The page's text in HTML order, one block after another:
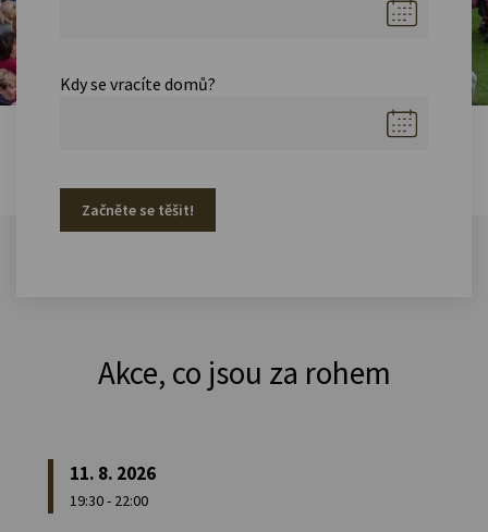
Kdy se vracíte domů?
Začněte se těšit!
Akce, co jsou za rohem
11. 8. 2026
19:30 - 22:00